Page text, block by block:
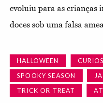
evoluiu para as crianças
doces sob uma falsa
HALLOWEEN
SPOOKY SEASON
TRICK OR TREAT